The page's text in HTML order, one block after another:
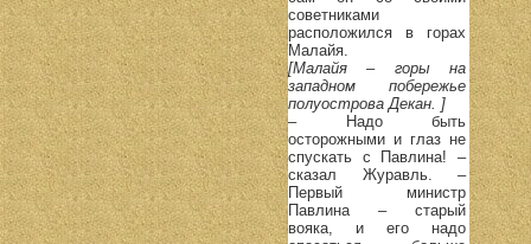
советниками
расположился в горах
Малайя.
[Малайя – горы на
западном побережье
полуострова Декан. ]
– Надо быть
осторожными и глаз не
спускать с Павлина! –
сказал Журавль. –
Первый министр
Павлина – старый
вояка, и его надо